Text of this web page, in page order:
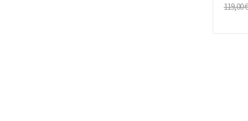
119,00 €